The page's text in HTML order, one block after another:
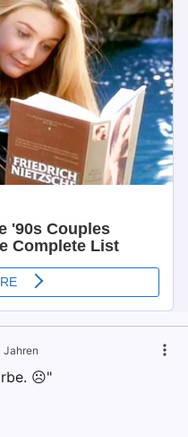
Jahren
☹️"